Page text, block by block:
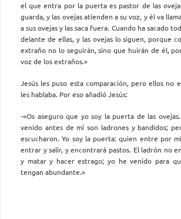
el que entra por la puerta es pastor de las
guarda, y las ovejas atienden a su voz, y él va
a sus ovejas y las saca fuera. Cuando ha sacado
delante de ellas, y las ovejas lo siguen, porque
extraño no lo seguirán, sino que huirán de él,
voz de los extraños.»
Jesús les puso esta comparación, pero ellos no
les hablaba. Por eso añadió Jesús:
-«Os aseguro que yo soy la puerta de las
venido antes de mi son ladrones y bandidos;
escucharon. Yo soy la puerta: quien entre por
entrar y salir, y encontrará pastos. El ladrón no
y matar y hacer estrago; yo he venido para
tengan abundante.»